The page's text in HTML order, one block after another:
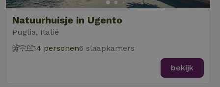
Natuurhuisje in Ugento
Puglia, Italië
14 personen6 slaapkamers
bekijk